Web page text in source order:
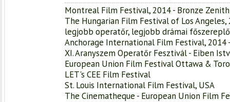
Montreal Film Festival, 2014 - Bronze
The Hungarian Film Festival of Los
legjobb operatőr, legjobb drámai főszereplő
Anchorage International Film Festival, 2014
XI. Aranyszem Operatőr Fesztivál - Eiben
European Union Film Festival Ottawa &
LET's CEE Film Festival
St. Louis International Film Festival, USA
The Cinematheque - European Union Film